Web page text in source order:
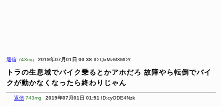
返信 743mg 2019年07月01日 00:38 ID:QxMzM3MDY
トラの生息域でバイク乗るとかアホだろ 故障やら転倒でバイ
クが動かなくなったら終わりじゃん
返信 743mg 2019年07月01日 01:51 ID:cyODE4Nzk